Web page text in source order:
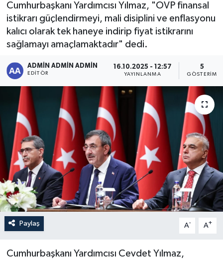
Cumhurbaşkanı Yardımcısı Yılmaz, "OVP finansal
istikrarı güçlendirmeyi, mali disiplini ve enflasyonu
kalıcı olarak tek haneye indirip fiyat istikrarını
sağlamayı amaçlamaktadır" dedi.
ADMİN ADMİN ADMİN
EDITÖR
16.10.2025 - 12:57
YAYINLANMA
5
GÖSTERIM
Paylaş A- A+
Cumhurbaşkanı Yardımcısı Cevdet Yılmaz,
Genel
Gündem
Sağlık
Siyaset
Spor
Türkiye
Haber Arşivi